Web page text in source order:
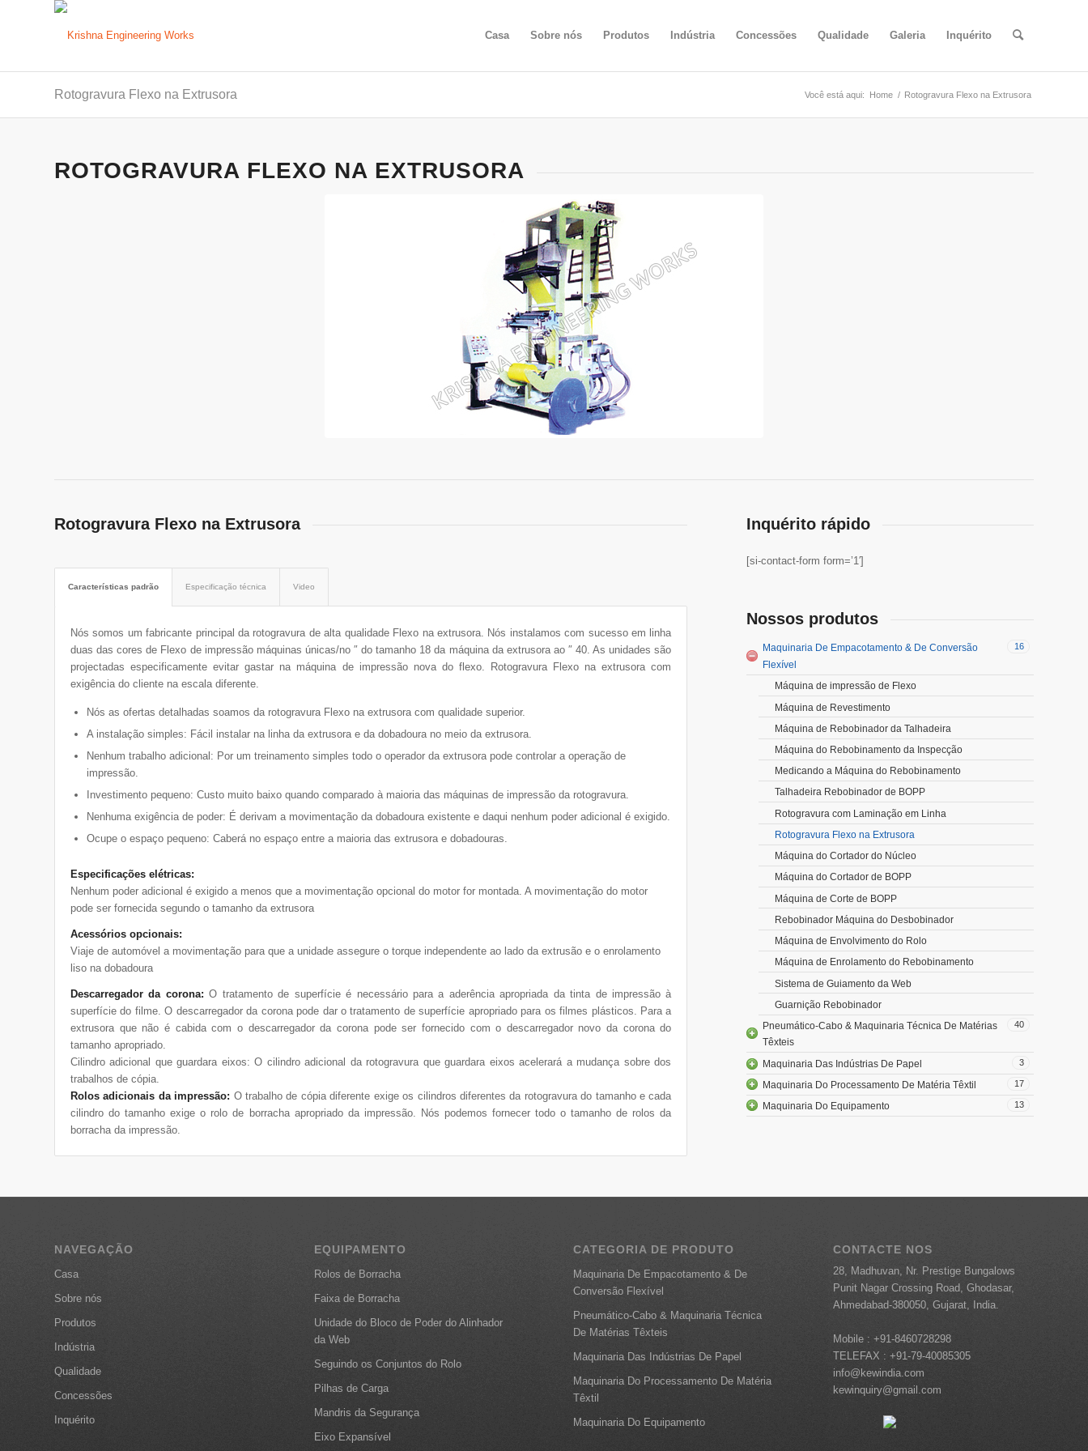
Casa Sobre nós Produtos Indústria Concessões Qualidade Galeria Inquérito
Rotogravura Flexo na Extrusora Você está aqui: Home / Rotogravura Flexo na Extrusora
ROTOGRAVURA FLEXO NA EXTRUSORA
Rotogravura Flexo na Extrusora
Características padrão Especificação técnica Video
Nós somos um fabricante principal da rotogravura de alta qualidade Flexo na extrusora. Nós instalamos com sucesso em linha
duas das cores de Flexo de impressão máquinas únicas/no ″ do tamanho 18 da máquina da extrusora ao ″ 40. As unidades são
projectadas especificamente evitar gastar na máquina de impressão nova do flexo. Rotogravura Flexo na extrusora com
exigência do cliente na escala diferente.
Nós as ofertas detalhadas soamos da rotogravura Flexo na extrusora com qualidade superior.
A instalação simples: Fácil instalar na linha da extrusora e da dobadoura no meio da extrusora.
Nenhum trabalho adicional: Por um treinamento simples todo o operador da extrusora pode controlar a operação de
impressão.
Investimento pequeno: Custo muito baixo quando comparado à maioria das máquinas de impressão da rotogravura.
Nenhuma exigência de poder: É derivam a movimentação da dobadoura existente e daqui nenhum poder adicional é exigido.
Ocupe o espaço pequeno: Caberá no espaço entre a maioria das extrusora e dobadouras.
Especificações elétricas:
Nenhum poder adicional é exigido a menos que a movimentação opcional do motor for montada. A movimentação do motor
pode ser fornecida segundo o tamanho da extrusora
Acessórios opcionais:
Viaje de automóvel a movimentação para que a unidade assegure o torque independente ao lado da extrusão e o enrolamento
liso na dobadoura
Descarregador da corona: O tratamento de superfície é necessário para a aderência apropriada da tinta de impressão à
superfície do filme. O descarregador da corona pode dar o tratamento de superfície apropriado para os filmes plásticos. Para a
extrusora que não é cabida com o descarregador da corona pode ser fornecido com o descarregador novo da corona do
tamanho apropriado.
Cilindro adicional que guardara eixos: O cilindro adicional da rotogravura que guardara eixos acelerará a mudança sobre dos
trabalhos de cópia.
Rolos adicionais da impressão: O trabalho de cópia diferente exige os cilindros diferentes da rotogravura do tamanho e cada
cilindro do tamanho exige o rolo de borracha apropriado da impressão. Nós podemos fornecer todo o tamanho de rolos da
borracha da impressão.
Inquérito rápido
[si-contact-form form=’1′]
Nossos produtos
16
Maquinaria De Empacotamento & De Conversão
Flexível
Máquina de impressão de Flexo
Máquina de Revestimento
Máquina de Rebobinador da Talhadeira
Máquina do Rebobinamento da Inspecção
Medicando a Máquina do Rebobinamento
Talhadeira Rebobinador de BOPP
Rotogravura com Laminação em Linha
Rotogravura Flexo na Extrusora
Máquina do Cortador do Núcleo
Máquina do Cortador de BOPP
Máquina de Corte de BOPP
Rebobinador Máquina do Desbobinador
Máquina de Envolvimento do Rolo
Máquina de Enrolamento do Rebobinamento
Sistema de Guiamento da Web
Guarnição Rebobinador
40
Pneumático-Cabo & Maquinaria Técnica De Matérias
Têxteis
3
Maquinaria Das Indústrias De Papel
17
Maquinaria Do Processamento De Matéria Têxtil
13
Maquinaria Do Equipamento
NAVEGAÇÃO
Casa
Sobre nós
Produtos
Indústria
Qualidade
Concessões
Inquérito
EQUIPAMENTO
Rolos de Borracha
Faixa de Borracha
Unidade do Bloco de Poder do Alinhador
da Web
Seguindo os Conjuntos do Rolo
Pilhas de Carga
Mandris da Segurança
Eixo Expansível
CATEGORIA DE PRODUTO
Maquinaria De Empacotamento & De
Conversão Flexível
Pneumático-Cabo & Maquinaria Técnica
De Matérias Têxteis
Maquinaria Das Indústrias De Papel
Maquinaria Do Processamento De Matéria
Têxtil
Maquinaria Do Equipamento
CONTACTE NOS
28, Madhuvan, Nr. Prestige Bungalows
Punit Nagar Crossing Road, Ghodasar,
Ahmedabad-380050, Gujarat, India.
Mobile : +91-8460728298
TELEFAX : +91-79-40085305
info@kewindia.com
kewinquiry@gmail.com